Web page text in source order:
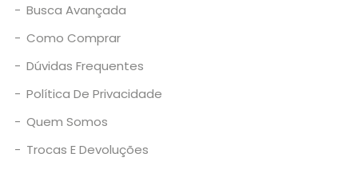
- Busca Avançada
- Como Comprar
- Dúvidas Frequentes
- Política De Privacidade
- Quem Somos
- Trocas E Devoluções